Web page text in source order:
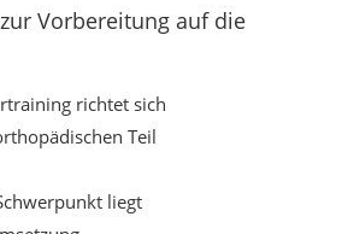
Vorbereitung auf die
richtet sich
Teil
liegt